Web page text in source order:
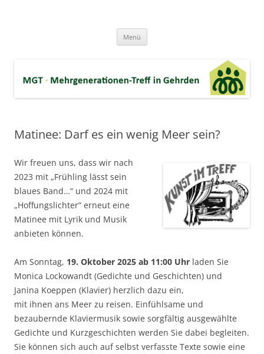
Menü
Matinee: Darf es ein wenig Meer sein?
Wir freuen uns, dass wir nach
2023 mit „Frühling lässt sein
blaues Band…“ und 2024 mit
„Hoffungslichter“ erneut eine
Matinee mit Lyrik und Musik
anbieten können.
Am Sonntag, 19. Oktober 2025 ab 11:00 Uhr laden Sie
Monica Lockowandt (Gedichte und Geschichten) und
Janina Koeppen (Klavier) herzlich dazu ein,
mit ihnen ans Meer zu reisen. Einfühlsame und
bezaubernde Klaviermusik sowie sorgfältig ausgewählte
Gedichte und Kurzgeschichten werden Sie dabei begleiten.
Sie können sich auch auf selbst verfasste Texte sowie eine